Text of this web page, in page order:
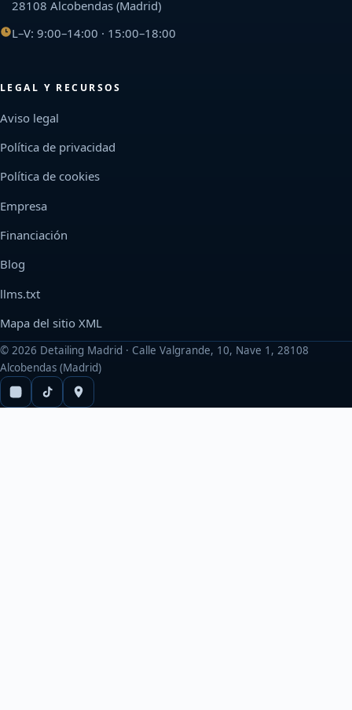
28108 Alcobendas (Madrid)
L–V: 9:00–14:00 · 15:00–18:00
LEGAL Y RECURSOS
Aviso legal
Política de privacidad
Política de cookies
Empresa
Financiación
Blog
llms.txt
Mapa del sitio XML
© 2026 Detailing Madrid · Calle Valgrande, 10, Nave 1, 28108
Alcobendas (Madrid)